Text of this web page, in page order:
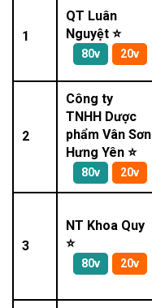
1
QT Luân
Nguyệt ⭐
20v
80v
2
Công ty
TNHH Dược
phẩm Vân Sơn
Hưng Yên ⭐
20v
80v
3
NT Khoa Quy
⭐
20v
80v